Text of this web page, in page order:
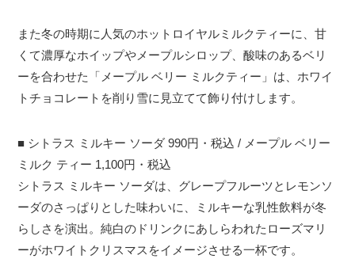
また冬の時期に人気のホットロイヤルミルクティーに、甘
くて濃厚なホイップやメープルシロップ、酸味のあるベリ
ーを合わせた「メープル ベリー ミルクティー」は、ホワイ
トチョコレートを削り雪に見立てて飾り付けします。
■ シトラス ミルキー ソーダ 990円・税込 / メープル ベリー
ミルク ティー 1,100円・税込
シトラス ミルキー ソーダは、グレープフルーツとレモンソ
ーダのさっぱりとした味わいに、ミルキーな乳性飲料が冬
らしさを演出。純白のドリンクにあしらわれたローズマリ
ーがホワイトクリスマスをイメージさせる一杯です。